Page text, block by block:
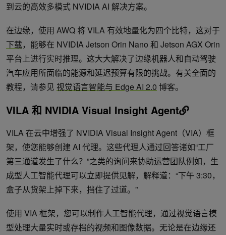
到云的高效多模式 NVIDIA AI 解决方案。
在边缘，使用 AWQ 将 VILA 有效地量化为四个比特，这对于
下载，能够在 NVIDIA Jetson Orin Nano 和 Jetson AGX Orin
平台上进行实时推理。这大大解决了边缘机器人和自动驾驶
汽车应用所面临的能源和延迟预算有限的挑战。有关全面的
教程，请参见 视觉语言智能与 Edge AI 2.0 博客。
VILA 和 NVIDIA Visual Insight Agent
VILA 在云中增强了 NVIDIA Visual Insight Agent（VIA）框
架，使您能够创建 AI 代理。这些代理人通过回答诸如“工厂
第三通道发生了什么？”之类的询问来协助运营团队例如，生
成型人工智能代理可以立即提供见解，解释道：“下午 3:30，
盒子从货架上掉下来，挡住了过道。”
使用 VIA 框架，您可以制作人工智能代理，通过视觉语言模
型处理大量实时或存档的视频和图像数据。无论是在边缘还